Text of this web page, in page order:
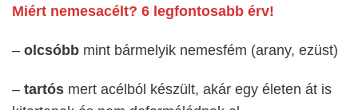
Miért nemesacélt? 6 legfontosabb érv!
– olcsóbb mint bármelyik nemesfém (arany, ezüst)
– tartós mert acélból készült, akár egy életen át is